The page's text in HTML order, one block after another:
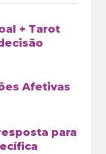
especialistas do
o serviço
Afetivas